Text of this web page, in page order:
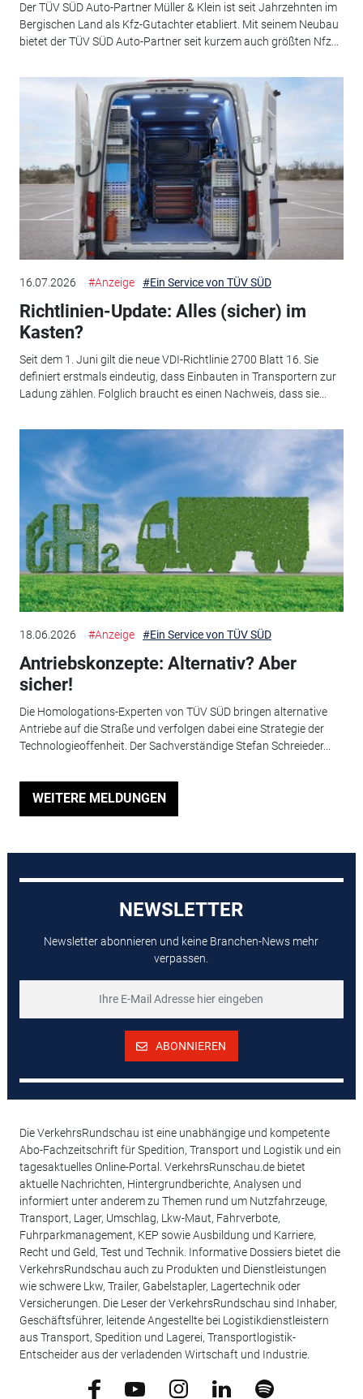
Der TÜV SÜD Auto-Partner Müller & Klein ist seit Jahrzehnten im
Bergischen Land als Kfz-Gutachter etabliert. Mit seinem Neubau
bietet der TÜV SÜD Auto-Partner seit kurzem auch größten Nfz...
16.07.2026 #Anzeige #Ein Service von TÜV SÜD
Richtlinien-Update: Alles (sicher) im
Kasten?
Seit dem 1. Juni gilt die neue VDI-Richtlinie 2700 Blatt 16. Sie
definiert erstmals eindeutig, dass Einbauten in Transportern zur
Ladung zählen. Folglich braucht es einen Nachweis, dass sie...
18.06.2026 #Anzeige #Ein Service von TÜV SÜD
Antriebskonzepte: Alternativ? Aber
sicher!
Die Homologations-Experten von TÜV SÜD bringen alternative
Antriebe auf die Straße und verfolgen dabei eine Strategie der
Technologieoffenheit. Der Sachverständige Stefan ­Schreieder...
WEITERE MELDUNGEN
NEWSLETTER
Newsletter abonnieren und keine Branchen-News mehr
verpassen.
ABONNIEREN
Die VerkehrsRundschau ist eine unabhängige und kompetente
Abo-Fachzeitschrift für Spedition, Transport und Logistik und ein
tagesaktuelles Online-Portal. VerkehrsRunschau.de bietet
aktuelle Nachrichten, Hintergrundberichte, Analysen und
informiert unter anderem zu Themen rund um Nutzfahrzeuge,
Transport, Lager, Umschlag, Lkw-Maut, Fahrverbote,
Fuhrparkmanagement, KEP sowie Ausbildung und Karriere,
Recht und Geld, Test und Technik. Informative Dossiers bietet die
VerkehrsRundschau auch zu Produkten und Dienstleistungen
wie schwere Lkw, Trailer, Gabelstapler, Lagertechnik oder
Versicherungen. Die Leser der VerkehrsRundschau sind Inhaber,
Geschäftsführer, leitende Angestellte bei Logistikdienstleistern
aus Transport, Spedition und Lagerei, Transportlogistik-
Entscheider aus der verladenden Wirtschaft und Industrie.